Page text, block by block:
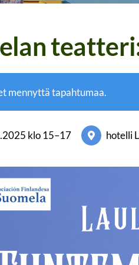
mennyttä tapahtumaa.
klo 15–17 hotelli